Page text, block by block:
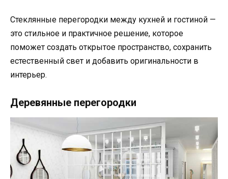
Стеклянные перегородки между кухней и гостиной —
это стильное и практичное решение, которое
поможет создать открытое пространство, сохранить
естественный свет и добавить оригинальности в
интерьер.
Деревянные перегородки